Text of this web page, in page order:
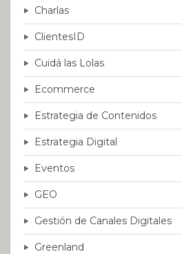
Charlas
ClientesID
Cuidá las Lolas
Ecommerce
Estrategia de Contenidos
Estrategia Digital
Eventos
GEO
Gestión de Canales Digitales
Greenland